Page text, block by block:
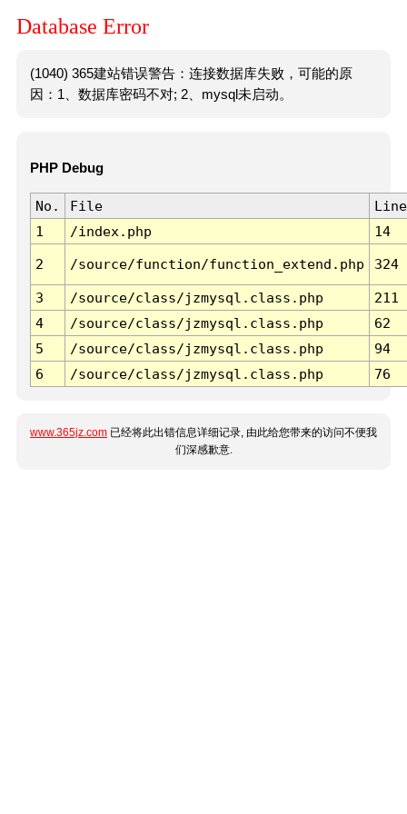
Database Error
(1040) 365建站错误警告：连接数据库失败，可能的原
因：1、数据库密码不对; 2、mysql未启动。
PHP Debug
No. File
Line
1
/index.php 14
2 /source/function/function_extend.php 324
3 /source/class/jzmysql.class.php
211
4
/source/class/jzmysql.class.php
62
5
/source/class/jzmysql.class.php
94
6
/source/class/jzmysql.class.php 76
www.365jz.com 已经将此出错信息详细记录, 由此给您带来的访问不便我
们深感歉意.